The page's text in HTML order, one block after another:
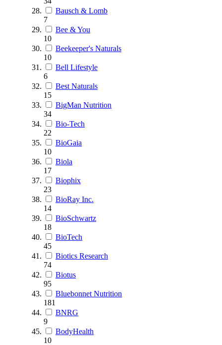
Bausch & Lomb
7
Bee & You
10
Beekeeper's Naturals
10
Bell Lifestyle
6
Best Naturals
15
BigMan Nutrition
34
Bio-Tech
22
BioGaia
10
Biola
17
Biophix
23
BioRay Inc.
14
BioSchwartz
18
BioTech
45
Biotics Research
74
Biotus
95
Bluebonnet Nutrition
181
BNRG
9
BodyHealth
10